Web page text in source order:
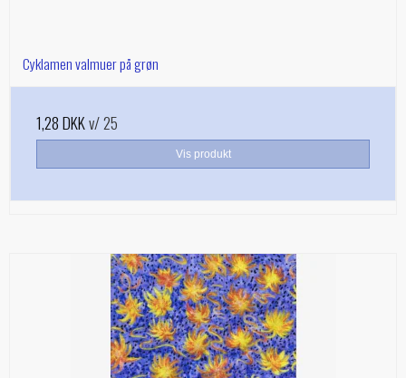
Cyklamen valmuer på grøn
1,28 DKKv/ 25
Vis produkt